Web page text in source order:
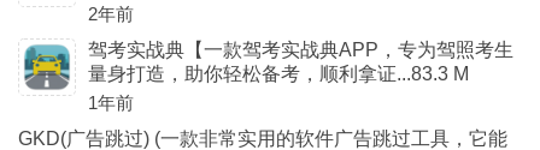
2年前
驾考实战典【一款驾考实战典APP，专为驾照考生
量身打造，助你轻松备考，顺利拿证...83.3 M
1年前
GKD(广告跳过) (一款非常实用的软件广告跳过工具，它能